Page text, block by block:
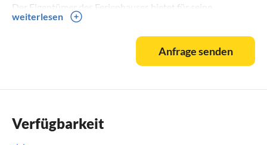
Der Eigentümer des Ferienhauses bietet für seine
Feriengäste die Möglichkeit an, mit ihm als Begleiter einen
Ausflug auf seiner privaten Motor-Yacht auf der Schlei oder
Ostsee zu machen - genauere Informationen erhalten Sie ab
Mai 2014 auf Wunsch direkt vom Eigentümer.
weiterlesen
Anfrage senden
Verfügbarkeit